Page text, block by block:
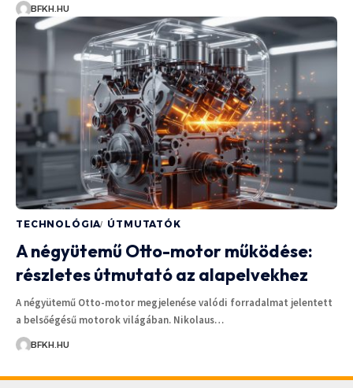
BFKH.HU
TECHNOLÓGIA ÚTMUTATÓK
A négyütemű Otto-motor működése:
részletes útmutató az alapelvekhez
A négyütemű Otto-motor megjelenése valódi forradalmat jelentett
a belsőégésű motorok világában. Nikolaus…
BFKH.HU